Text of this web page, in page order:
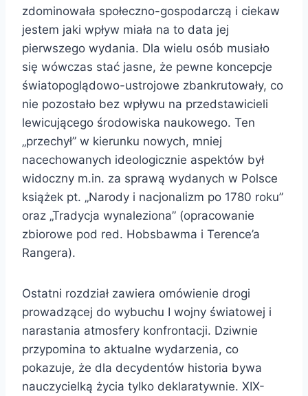
zdominowała społeczno-gospodarczą i ciekaw
jestem jaki wpływ miała na to data jej
pierwszego wydania. Dla wielu osób musiało
się wówczas stać jasne, że pewne koncepcje
światopoglądowo-ustrojowe zbankrutowały, co
nie pozostało bez wpływu na przedstawicieli
lewicującego środowiska naukowego. Ten
„przechył” w kierunku nowych, mniej
nacechowanych ideologicznie aspektów był
widoczny m.in. za sprawą wydanych w Polsce
książek pt. „Narody i nacjonalizm po 1780 roku”
oraz „Tradycja wynaleziona” (opracowanie
zbiorowe pod red. Hobsbawma i Terence’a
Rangera).
Ostatni rozdział zawiera omówienie drogi
prowadzącej do wybuchu I wojny światowej i
narastania atmosfery konfrontacji. Dziwnie
przypomina to aktualne wydarzenia, co
pokazuje, że dla decydentów historia bywa
nauczycielką życia tylko deklaratywnie. XIX-